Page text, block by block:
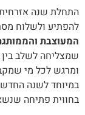
התחלת שנה
להפתיע ולשלוח
המעוצבת
שמצליחה לשלב בין
ומרגש לכל מי
במיוחד לשנה
בחווית פתיחה